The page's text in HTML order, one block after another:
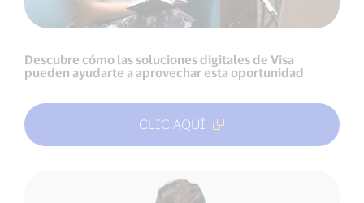
Descubre cómo las soluciones digitales de Visa
pueden ayudarte a aprovechar esta oportunidad
CLIC AQUÍ